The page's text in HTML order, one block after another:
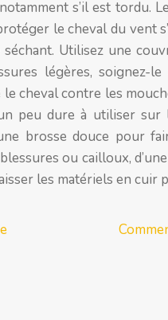
s’il est tordu.
le cheval du vent
Utilisez une
légères, soignez-
cheval contre les
peu dure à utiliser sur
brosse douce pour
ou cailloux,
les matériels en cuir